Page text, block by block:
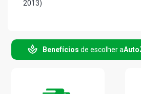
2013)
BORA COMFORTLINE SEDAN 2.0
BORA GL SEDAN 2.0 8V AP (1999 -
Benefícios de escolher a